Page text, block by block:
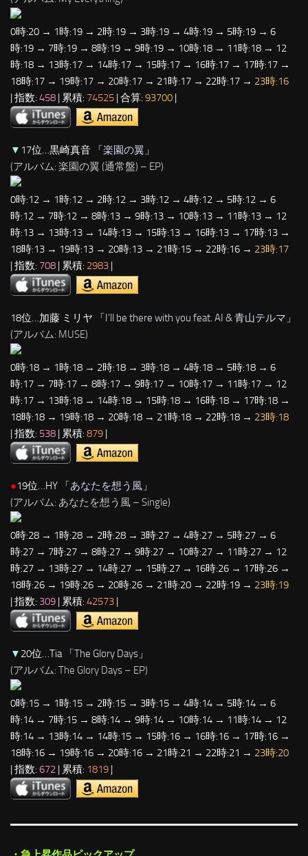
0時:20 → 1時:19 → 2時:19 → 3時:19 → 4時:19 → 5時:19 → 6
時:19 → 7時:19 → 8時:19 → 9時:19 → 10時:18 → 11時:18 → 12
時:18 → 13時:17 → 14時:17 → 15時:17 → 16時:17 → 17時:17 →
18時:17 → 19時:17 → 20時:17 → 21時:17 → 22時:17 → 23時:16
| 指数: 458 | 累積: 74525 | 合算: 93700 |
▼ 17位…黒崎真音 「楽園の翼 」
(アルバム: 楽園の翼 (通常盤) – EP)
0時:12 → 1時:12 → 2時:12 → 3時:12 → 4時:12 → 5時:12 → 6
時:12 → 7時:12 → 8時:13 → 9時:13 → 10時:13 → 11時:13 → 12
時:13 → 13時:13 → 14時:13 → 15時:13 → 16時:13 → 17時:13 →
18時:13 → 19時:13 → 20時:13 → 21時:15 → 22時:16 → 23時:17
| 指数: 708 | 累積: 2983 |
18位…加藤 ミリヤ 「I’ll be there with you feat. AI & 青山テルマ 」
(アルバム: MUSE)
0時:18 → 1時:18 → 2時:18 → 3時:18 → 4時:18 → 5時:18 → 6
時:17 → 7時:17 → 8時:17 → 9時:17 → 10時:17 → 11時:17 → 12
時:17 → 13時:18 → 14時:18 → 15時:18 → 16時:18 → 17時:18 →
18時:18 → 19時:18 → 20時:18 → 21時:18 → 22時:18 → 23時:18
| 指数: 538 | 累積: 879 |
●19位…HY 「あなたを想う風 」
(アルバム: あなたを想う風 – Single)
0時:28 → 1時:28 → 2時:28 → 3時:27 → 4時:27 → 5時:27 → 6
時:27 → 7時:27 → 8時:27 → 9時:27 → 10時:27 → 11時:27 → 12
時:27 → 13時:27 → 14時:27 → 15時:27 → 16時:26 → 17時:26 →
18時:26 → 19時:26 → 20時:26 → 21時:20 → 22時:19 → 23時:19
| 指数: 309 | 累積: 42573 |
▼ 20位…Tia 「The Glory Days 」
(アルバム: The Glory Days – EP)
0時:15 → 1時:15 → 2時:15 → 3時:15 → 4時:14 → 5時:14 → 6
時:14 → 7時:15 → 8時:14 → 9時:14 → 10時:14 → 11時:14 → 12
時:14 → 13時:14 → 14時:15 → 15時:16 → 16時:16 → 17時:16 →
18時:16 → 19時:16 → 20時:16 → 21時:21 → 22時:21 → 23時:20
| 指数: 672 | 累積: 1819 |